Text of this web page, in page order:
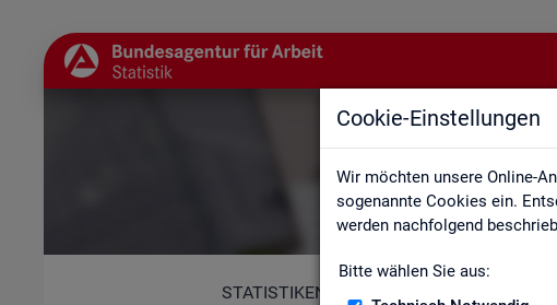
Cookie-Einstellungen
Wir möchten unsere Online-
sogenannte Cookies ein.
werden nachfolgend
Bitte wählen Sie aus:
STATISTIKEN